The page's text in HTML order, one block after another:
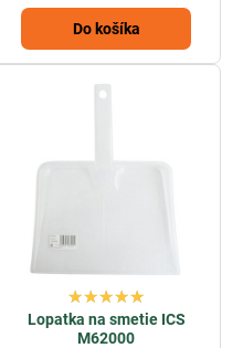
Do košíka
Lopatka na smetie ICS
M62000